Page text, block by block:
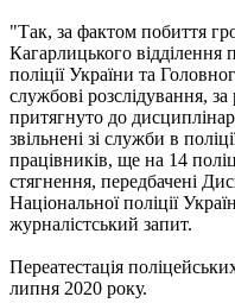
"Так, за фактом побиття
Кагарлицького відділення
поліції України та
службові розслідування,
притягнуто до
звільнені зі служби в
працівників, ще на 14
стягнення, передбачені
Національної поліції
журналістський запит.
Переатестація
липня 2020 року.